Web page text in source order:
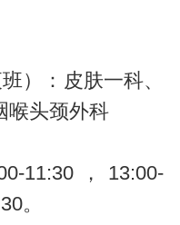
）：皮肤一科、
喉头颈外科
11:30，13:00-
。